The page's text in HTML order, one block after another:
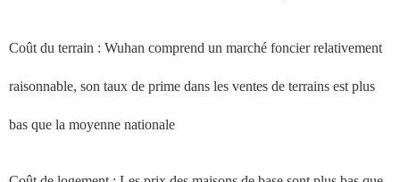
Coût du terrain : Wuhan comprend un marché foncier relativement
raisonnable, son taux de prime dans les ventes de terrains est plus
bas que la moyenne nationale